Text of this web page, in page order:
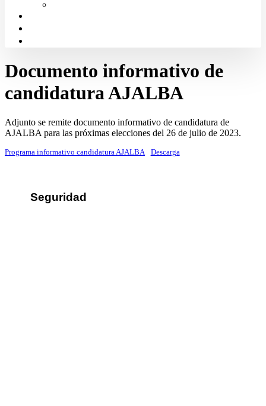
Documento informativo de
candidatura AJALBA
Adjunto se remite documento informativo de candidatura de
AJALBA para las próximas elecciones del 26 de julio de 2023.
Programa informativo candidatura AJALBA Descarga
Seguridad